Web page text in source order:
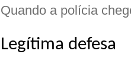
Quando a polícia
Legítima defesa